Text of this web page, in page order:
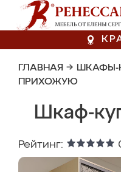
ГЛАВНАЯ → ШКАФЫ-
ПРИХОЖУЮ
Шкаф-
Рейтинг: